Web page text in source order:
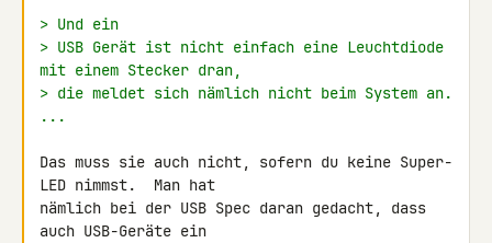
> Und ein
> USB Gerät ist nicht einfach eine Leuchtdiode
mit einem Stecker dran,
> die meldet sich nämlich nicht beim System an.
...
Das muss sie auch nicht, sofern du keine Super-
LED nimmst.  Man hat
nämlich bei der USB Spec daran gedacht, dass
auch USB-Geräte ein